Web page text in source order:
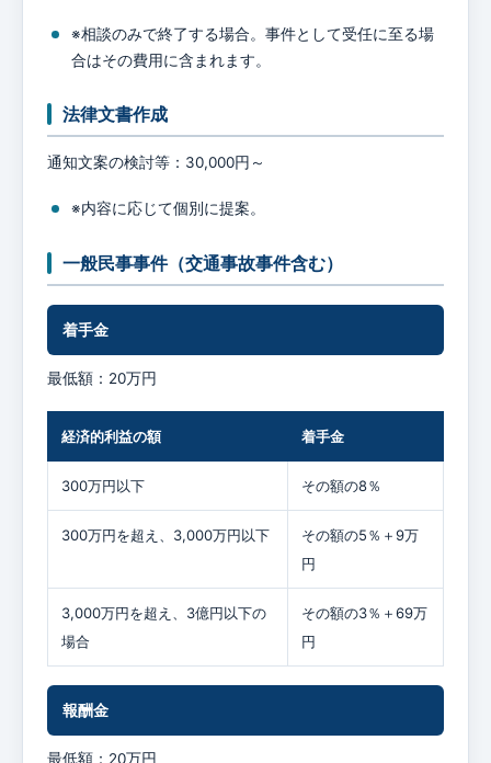
※相談のみで終了する場合。事件として受任に至る場
合はその費用に含まれます。
法律文書作成
通知文案の検討等：30,000円～
※内容に応じて個別に提案。
一般民事事件（交通事故事件含む）
着手金
最低額：20万円
経済的利益の額 着手金
300万円以下 その額の8％
300万円を超え、3,000万円以下
その額の5％＋9万
円
3,000万円を超え、3億円以下の
場合
その額の3％＋69万
円
報酬金
最低額：20万円